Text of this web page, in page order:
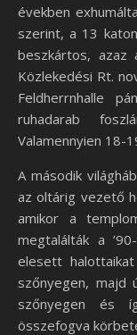
években
szerint, a 13
beszkártos, azaz
Közlekedési Rt.
Feldherrnhalle
ruhadarab
Valamennyien 18-
A második
az oltárig vezető
amikor a
megtalálták a
elesett
szőnyegen, majd
szőnyegen és
összefogva